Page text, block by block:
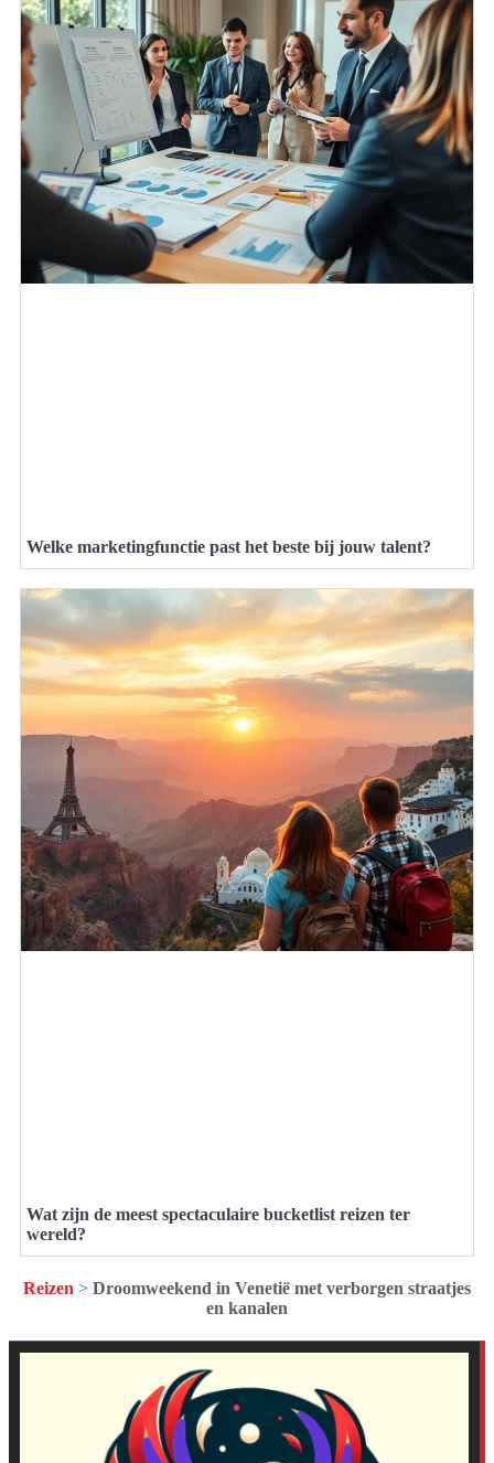
Welke marketingfunctie past het beste bij jouw talent?
Wat zijn de meest spectaculaire bucketlist reizen ter
wereld?
Reizen > Droomweekend in Venetië met verborgen straatjes
en kanalen